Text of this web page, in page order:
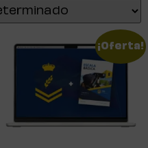
¡Oferta!